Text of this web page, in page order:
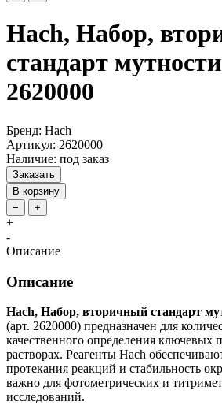
Hach, Набор,
стандарт
2620000
Бренд: Hach
Артикул: 2620000
Наличие: под заказ
Заказать
В корзину
−
+
+
-
Описание
Описание
Hach, Набор, вторичный стандарт
(арт. 2620000) предназначен для
качественного определения ключевых
растворах. Реагенты Hach
протекания реакций и стабильность
важно для фотометрических и
исследований.